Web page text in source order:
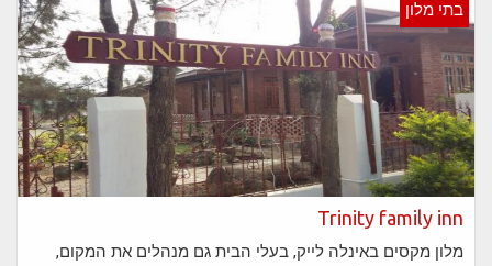
בתי מלון
Trinity family inn
מלון מקסים באינלה לייק, בעלי הבית גם מנהלים את המקום,